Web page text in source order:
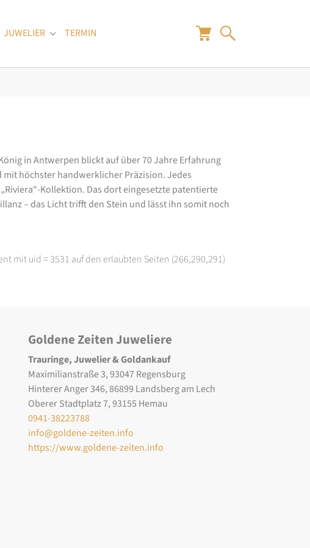
"Uhren"
JUWELIER Submenu for "Juwelier"
TERMIN
in Antwerpen blickt auf über 70 Jahre Erfahrung
höchster handwerklicher Präzision. Jedes
Kollektion. Das dort eingesetzte patentierte
– das Licht trifft den Stein und lässt ihn somit noch
mit uid = 3531 auf den erlaubten Seiten (266,290,291)
Goldene Zeiten Juweliere
Trauringe, Juwelier & Goldankauf
Maximilianstraße 3, 93047 Regensburg
Hinterer Anger 346, 86899 Landsberg am Lech
Oberer Stadtplatz 7, 93155 Hemau
0941-38223788
info@goldene-zeiten.info
https://www.goldene-zeiten.info